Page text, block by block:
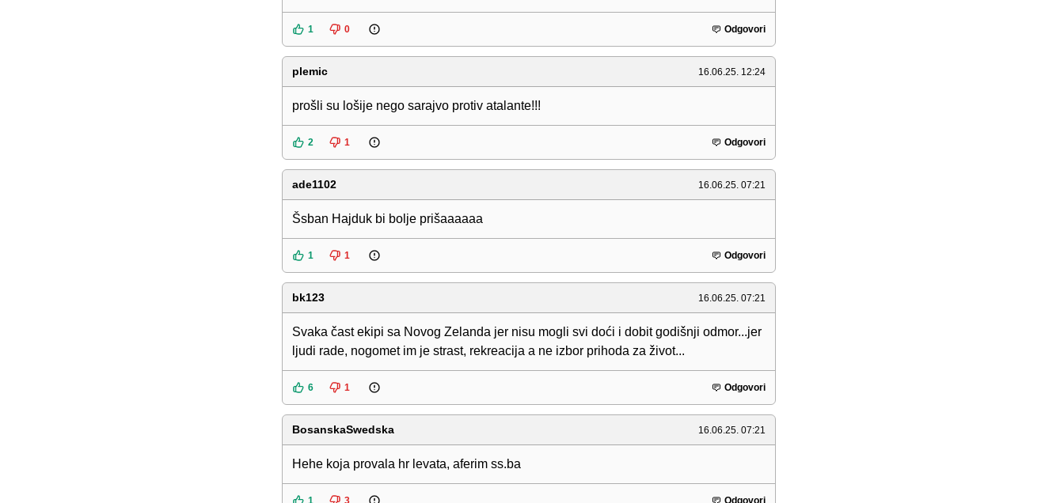
1 0 Odgovori
plemic 16.06.25. 12:24
prošli su lošije nego sarajvo protiv atalante!!!
2 1 Odgovori
ade1102 16.06.25. 07:21
Šsban Hajduk bi bolje prišaaaaaa
1 1 Odgovori
bk123 16.06.25. 07:21
Svaka čast ekipi sa Novog Zelanda jer nisu mogli svi doći i dobit godišnji odmor...jer
ljudi rade, nogomet im je strast, rekreacija a ne izbor prihoda za život...
6 1 Odgovori
BosanskaSwedska 16.06.25. 07:21
Hehe koja provala hr levata, aferim ss.ba
1 3 Odgovori